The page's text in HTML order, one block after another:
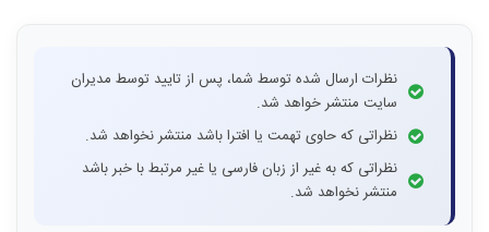
نظرات ارسال شده توسط شما، پس از تایید توسط مدیران
سایت منتشر خواهد شد.
نظراتی که حاوی تهمت یا افترا باشد منتشر نخواهد شد.
نظراتی که به غیر از زبان فارسی یا غیر مرتبط با خبر باشد
منتشر نخواهد شد.